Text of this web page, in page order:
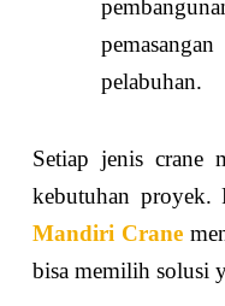
pelabuhan.
Setiap jenis crane
kebutuhan proyek.
Mandiri Crane
bisa memilih solusi